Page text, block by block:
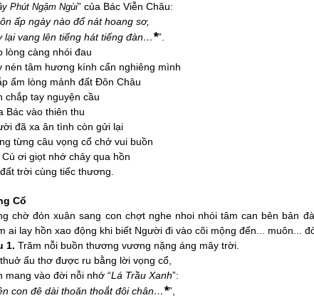
Phút Ngậm Ngùi” của Bác Viễn Châu:
ấp ngày nào đổ nát hoang sơ,
lại vang lên tiếng hát tiếng đàn…*”.
lòng càng nhói đau
nén tâm hương kính cẩn nghiêng mình
ấm lòng mảnh đất Đôn Châu
chắp tay nguyện cầu
Bác vào thiên thu
đã xa ân tình còn gửi lại
từng câu vọng cổ chở vui buồn
Cú ơi giọt nhớ chảy qua hồn
trời cùng tiếc thương.
Cổ
chờ đón xuân sang con chợt nghe nhoi nhói tâm can bên bản
ai lay hồn xao động khi biết Người đi vào cõi mộng đến... muôn...
1. Trăm nỗi buồn thương vương nặng áng mây trời.
ấu thơ được ru bằng lời vọng cổ,
mang vào đời nỗi nhớ “Lá Trầu Xanh”:
con đê dài thoăn thoắt đôi chân…*”,